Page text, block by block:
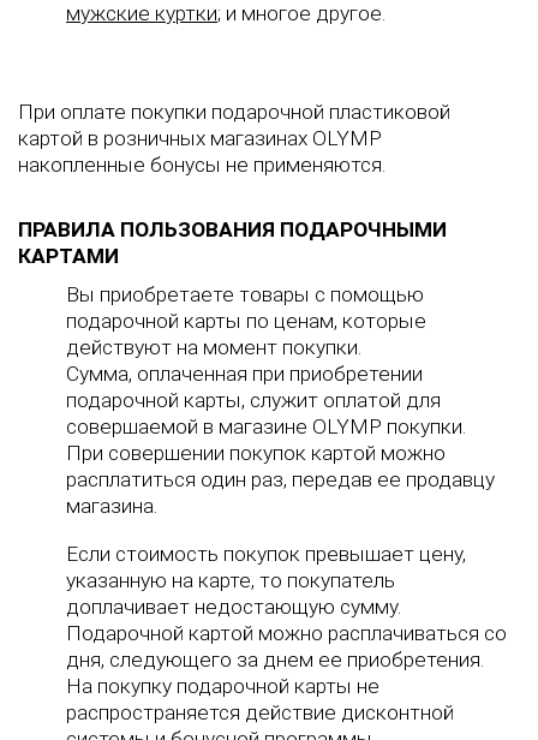
мужские куртки; и многое другое.
При оплате покупки подарочной пластиковой
картой в розничных магазинах OLYMP
накопленные бонусы не применяются.
ПРАВИЛА ПОЛЬЗОВАНИЯ ПОДАРОЧНЫМИ
КАРТАМИ
Вы приобретаете товары с помощью
подарочной карты по ценам, которые
действуют на момент покупки.
Сумма, оплаченная при приобретении
подарочной карты, служит оплатой для
совершаемой в магазине OLYMP покупки.
При совершении покупок картой можно
расплатиться один раз, передав ее продавцу
магазина.
Если стоимость покупок превышает цену,
указанную на карте, то покупатель
доплачивает недостающую сумму.
Подарочной картой можно расплачиваться со
дня, следующего за днем ее приобретения.
На покупку подарочной карты не
распространяется действие дисконтной